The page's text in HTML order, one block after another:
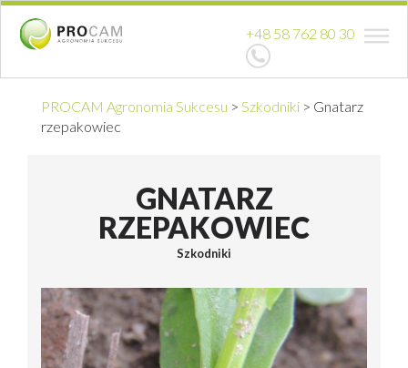
+48 58 762 80 30
PROCAM Agronomia Sukcesu > Szkodniki > Gnatarz
rzepakowiec
GNATARZ
RZEPAKOWIEC
Szkodniki